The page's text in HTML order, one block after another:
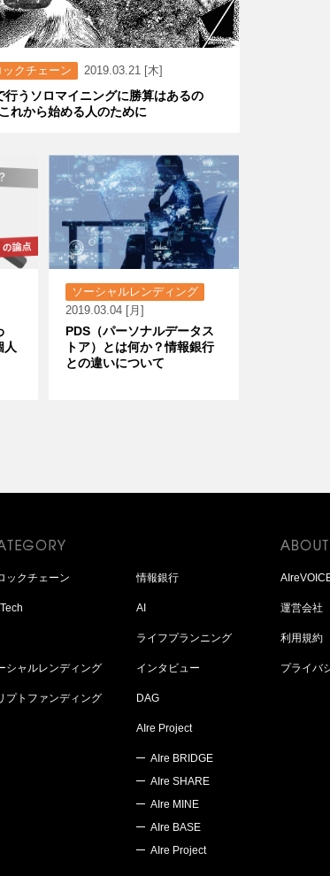
ックチェーン 2019.03.21 [木]
行うソロマイニングに勝算はあるの
れから始める人のために
人
ソーシャルレンディング
2019.03.04 [月]
PDS（パーソナルデータス
トア）とは何か？情報銀行
との違いについて
ックチェーン
シャルレンディング
プトファンディング
情報銀行
AI
ライフプランニング
インタビュー
DAG
AIre Project
AIre BRIDGE
AIre SHARE
AIre MINE
AIre BASE
AIre Project
運営会社
利用規約
プライバ